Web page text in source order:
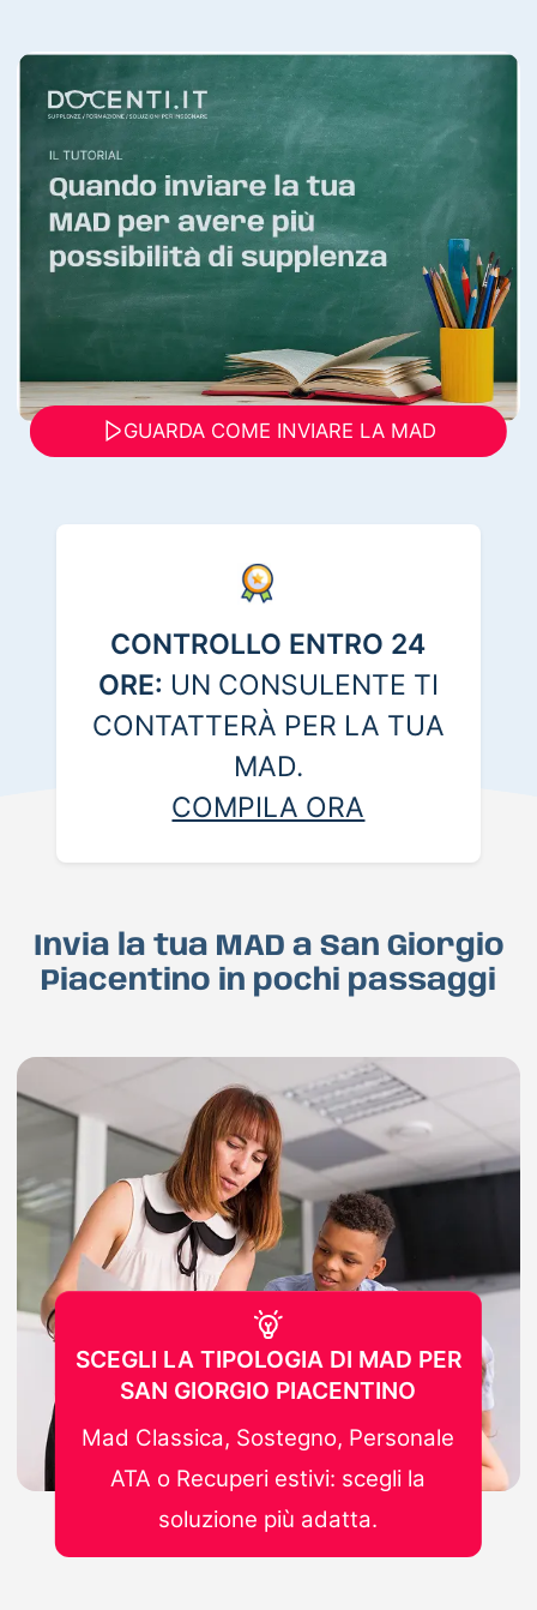
GUARDA COME INVIARE LA MAD
CONTROLLO ENTRO 24
ORE: UN CONSULENTE TI
CONTATTERÀ PER LA TUA
MAD.
COMPILA ORA
Invia la tua MAD a San Giorgio
Piacentino in pochi passaggi
SCEGLI LA TIPOLOGIA DI MAD PER
SAN GIORGIO PIACENTINO
Mad Classica, Sostegno, Personale
ATA o Recuperi estivi: scegli la
soluzione più adatta.